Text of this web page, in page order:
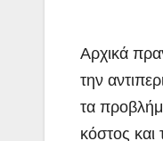
Αρχικά
την
τα
κόστος και